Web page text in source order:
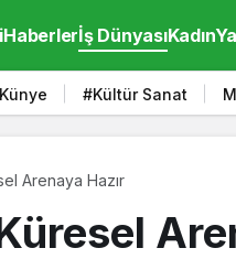
Haberlerİş DünyasıKadın
#Kültür Sanat
Arenaya Hazır